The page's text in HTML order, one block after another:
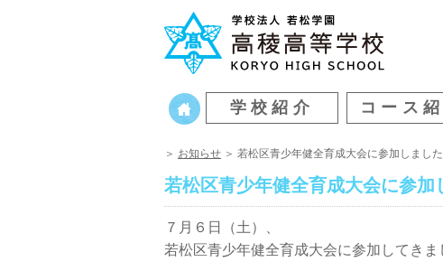
学校紹介 コース
＞ お知らせ ＞ 若松区青少年健全育成大会に参加しました
若松区青少年健全育成大会に参加
７月６日（土）、
若松区青少年健全育成大会に参加してきま